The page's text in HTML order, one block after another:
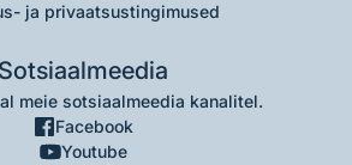
ja privaatsustingimused
Sotsiaalmeedia
meie sotsiaalmeedia kanalitel.
Facebook
Youtube